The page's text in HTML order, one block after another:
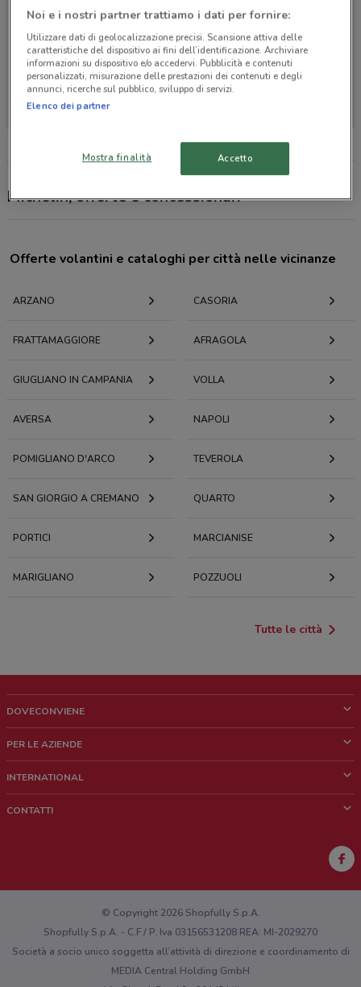
Non ci sono negozi nelle vicinanze
Michelin, offerte e concessionari
Offerte volantini e cataloghi per città nelle vicinanze
ARZANO CASORIA
FRATTAMAGGIORE AFRAGOLA
GIUGLIANO IN CAMPANIA VOLLA
AVERSA NAPOLI
POMIGLIANO D'ARCO TEVEROLA
SAN GIORGIO A CREMANO QUARTO
PORTICI MARCIANISE
MARIGLIANO POZZUOLI
Tutte le città
DOVECONVIENE
Chi siamo
Lavora con noi
PER LE AZIENDE
Richieste commerciali e marketing
INTERNATIONAL
CONTATTI
Hai un malfunzionamento sul web o sull'app?
© Copyright 2026 Shopfully S.p.A.
Shopfully S.p.A. - C.F / P. Iva 03156531208 REA: MI-2029270
Società a socio unico soggetta all’attività di direzione e coordinamento di
MEDIA Central Holding GmbH
Noi e i nostri partner trattiamo i dati per fornire:
Utilizzare dati di geolocalizzazione precisi. Scansione attiva delle
caratteristiche del dispositivo ai fini dell’identificazione. Archiviare
informazioni su dispositivo e/o accedervi. Pubblicità e contenuti
personalizzati, misurazione delle prestazioni dei contenuti e degli
annunci, ricerche sul pubblico, sviluppo di servizi.
Elenco dei partner
Mostra finalità Accetto